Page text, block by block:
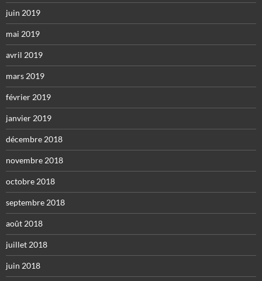
juin 2019
mai 2019
avril 2019
mars 2019
février 2019
janvier 2019
décembre 2018
novembre 2018
octobre 2018
septembre 2018
août 2018
juillet 2018
juin 2018